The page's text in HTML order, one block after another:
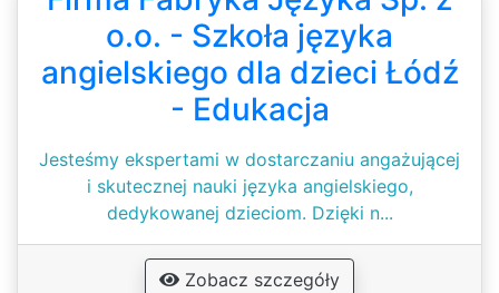
o.o. - Szkoła języka
angielskiego dla dzieci Łódź
- Edukacja
Jesteśmy ekspertami w dostarczaniu angażującej
i skutecznej nauki języka angielskiego,
dedykowanej dzieciom. Dzięki n...
Zobacz szczegóły